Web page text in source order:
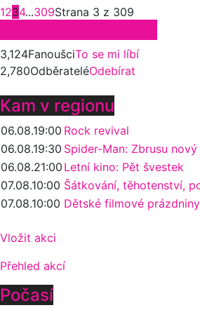
1234...309Strana 3 z 309
3,124FanoušciTo se mi líbí
2,780OdběrateléOdebírat
Kam v regionu
06.08.19:00 Rock revival
06.08.19:30 Spider-Man: Zbrusu
06.08.21:00 Letní kino: Pět švestek
07.08.10:00 Šátkování, těhotenství,
07.08.10:00 Dětské filmové
Vložit akci
Přehled akcí
Počasí